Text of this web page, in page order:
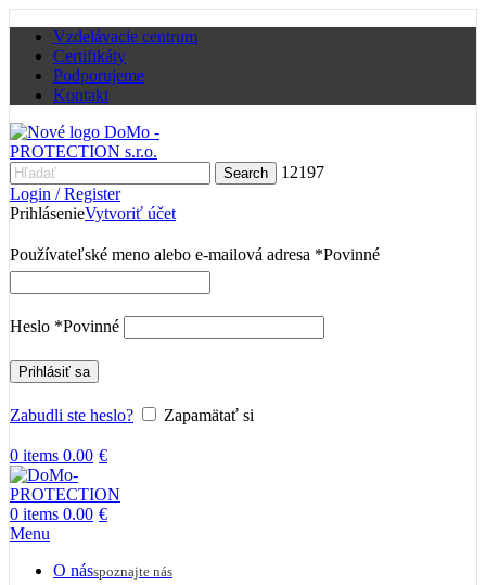
Vzdelávacie centrum
Certifikáty
Podporujeme
Kontakt
Search
12197
Login / Register
PrihlásenieVytvoriť účet
Používateľské meno alebo e-mailová adresa *Povinné
Heslo *Povinné
Prihlásiť sa
Zabudli ste heslo? Zapamätať si
0 items 0.00 €
0 items 0.00 €
Menu
O násspoznajte nás